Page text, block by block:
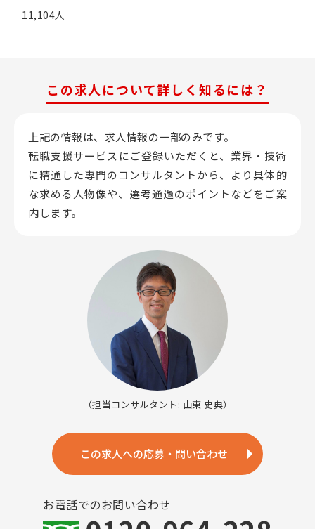
11,104人
この求人について詳しく知るには？
上記の情報は、求人情報の一部のみです。
転職支援サービスにご登録いただくと、業界・技術
に精通した専門のコンサルタントから、 より具体的
な求める人物像や、選考通過のポイントなどをご案
内します。
（担当コンサルタント: 山東 史典）
この求人への応募・問い合わせ
お電話でのお問い合わせ